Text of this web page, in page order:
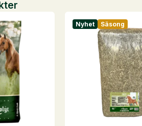
Nyhet Säsong